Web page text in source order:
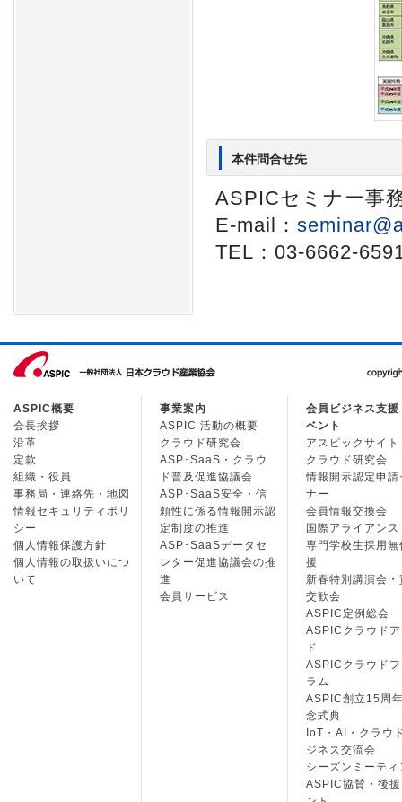
本件問合せ先
ASPICセミナー事
E-mail：
TEL：03-6662-
ASPIC概要
会長挨拶
沿革
定款
組織・役員
事務局・連絡先・地図
情報セキュリティポリ
シー
個人情報保護方針
個人情報の取扱いにつ
いて
事業案内
ASPIC 活動の概要
クラウド研究会
ASP･SaaS・クラウ
ド普及促進協議会
ASP･SaaS安全・信
頼性に係る情報開示認
定制度の推進
ASP･SaaSデータセ
ンター促進協議会の推
進
会員サービス
会員ビジネス支援
ベント
アスピックサイト
クラウド研究会
情報開示認定申請
ナー
会員情報交換会
国際アライアンス
専門学校生採用無
援
新春特別講演会・
交歓会
ASPIC定例総会
ASPICクラウド
ド
ASPICクラウド
ラム
ASPIC創立15周
念式典
IoT・AI・クラウ
ジネス交流会
シーズンミーティ
ASPIC協賛・後